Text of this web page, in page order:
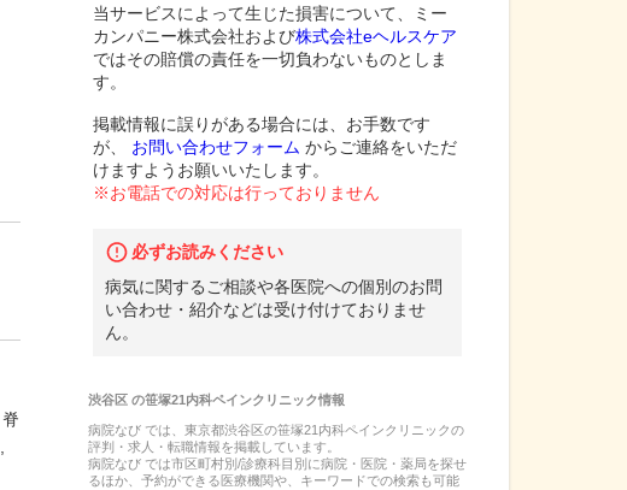
脊
当サービスによって生じた損害について、ミー
カンパニー株式会社および株式会社eヘルスケア
ではその賠償の責任を一切負わないものとしま
す。
掲載情報に誤りがある場合には、お手数です
が、
お問い合わせフォーム からご連絡をいただ
けますようお願いいたします。
※お電話での対応は行っておりません
必ずお読みください
病気に関するご相談や各医院への個別のお問
い合わせ・紹介などは受け付けておりませ
ん。
渋谷区の笹塚21内科ペインクリニック情報
病院なび では、 東京都渋谷区の笹塚21内科ペインクリニックの
評判・求人・転職情報を掲載しています。
病院なび では市区町村別/診療科目別に病院・医院・薬局を探せ
るほか、予約ができる医療機関や、キーワードでの検索も可能